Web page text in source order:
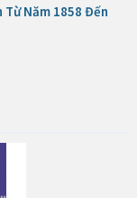
Từ Năm 1858 Đến